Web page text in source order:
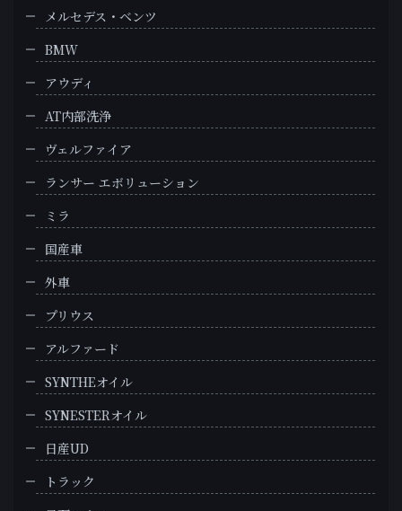
メルセデス・ベンツ
BMW
アウディ
AT内部洗浄
ヴェルファイア
ランサー エボリューション
ミラ
国産車
外車
プリウス
アルファード
SYNTHEオイル
SYNESTERオイル
日産UD
トラック